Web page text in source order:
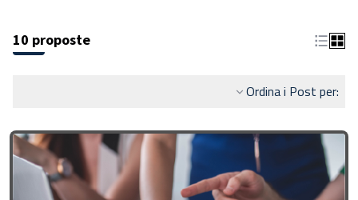
10 proposte
Ordina i Post per: